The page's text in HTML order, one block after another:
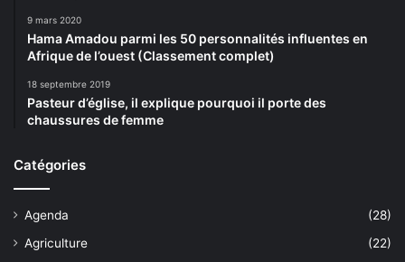
9 mars 2020
Hama Amadou parmi les 50 personnalités influentes en
Afrique de l’ouest (Classement complet)
18 septembre 2019
Pasteur d’église, il explique pourquoi il porte des
chaussures de femme
Catégories
Agenda
(28)
Agriculture
(22)